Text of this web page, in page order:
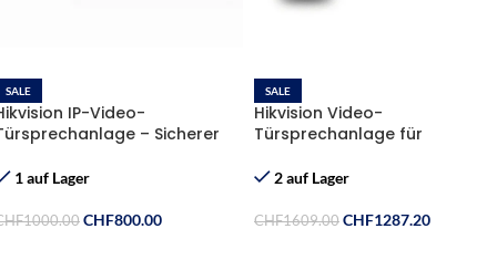
SALE
IP-Video-
– Sicherer
1 auf Lager
1000.00 CHF800.00
SALE
Hikvision Video-
Türsprechanlage für
Fingerprint
2 auf Lager
CHF1609.00 CHF1287.20